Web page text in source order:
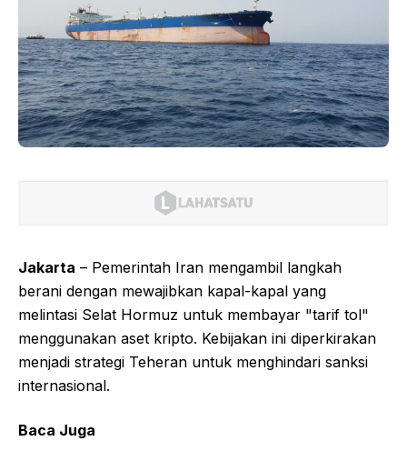
Jakarta – Pemerintah Iran mengambil langkah
berani dengan mewajibkan kapal-kapal yang
melintasi Selat Hormuz untuk membayar "tarif tol"
menggunakan aset kripto. Kebijakan ini diperkirakan
menjadi strategi Teheran untuk menghindari sanksi
internasional.
Baca Juga